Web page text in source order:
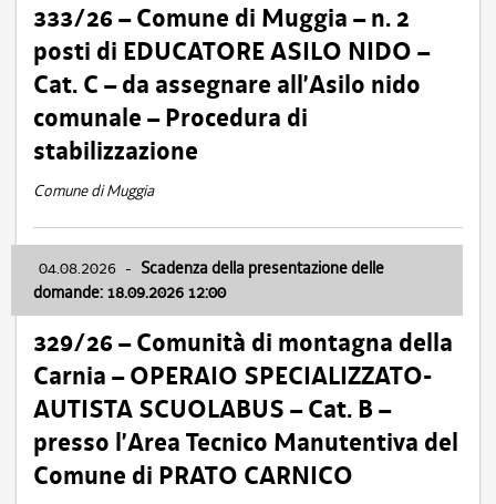
333/26 – Comune di Muggia – n. 2
posti di EDUCATORE ASILO NIDO –
Cat. C – da assegnare all’Asilo nido
comunale – Procedura di
stabilizzazione
Comune di Muggia
04.08.2026 - Scadenza della presentazione delle
domande: 18.09.2026 12:00
329/26 – Comunità di montagna della
Carnia – OPERAIO SPECIALIZZATO-
AUTISTA SCUOLABUS – Cat. B –
presso l’Area Tecnico Manutentiva del
Comune di PRATO CARNICO